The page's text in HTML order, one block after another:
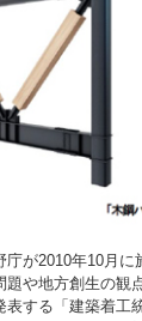
が2010年10月に
題や地方創生の観
表する「建築着工